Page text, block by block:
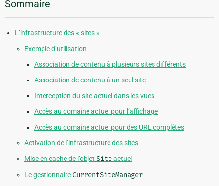
Sommaire
L’infrastructure des « sites »
Exemple d’utilisation
Association de contenu à plusieurs sites différents
Association de contenu à un seul site
Interception du site actuel dans les vues
Accès au domaine actuel pour l’affichage
Accès au domaine actuel pour des URL complètes
Activation de l’infrastructure des sites
Mise en cache de l’objet Siteactuel
Le gestionnaire CurrentSiteManager